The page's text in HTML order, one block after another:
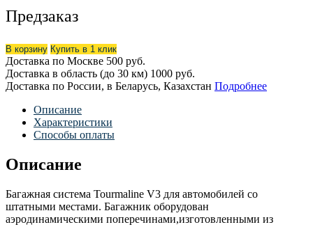
Предзаказ
В корзину Купить в 1 клик
Доставка по Москве 500 руб.
Доставка в область (до 30 км) 1000 руб.
Доставка по России, в Беларусь, Казахстан Подробнее
Описание
Характеристики
Способы оплаты
Описание
Багажная система Tourmaline V3 для автомобилей со
штатными местами. Багажник оборудован
аэродинамическими поперечинами,изготовленными из